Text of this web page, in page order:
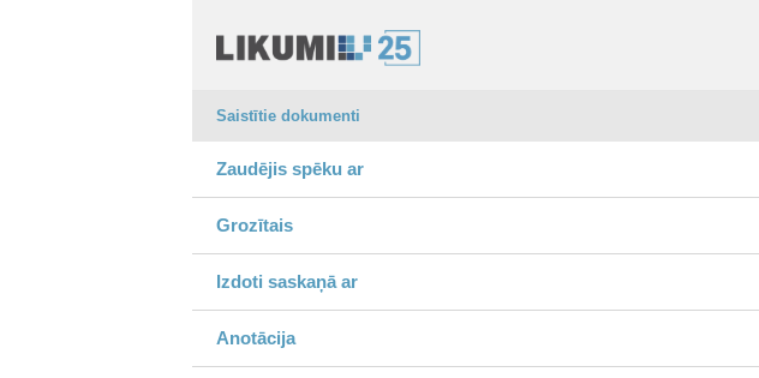
Saistītie dokumenti
Zaudējis spēku ar
Grozītais
Izdoti saskaņā ar
Anotācija